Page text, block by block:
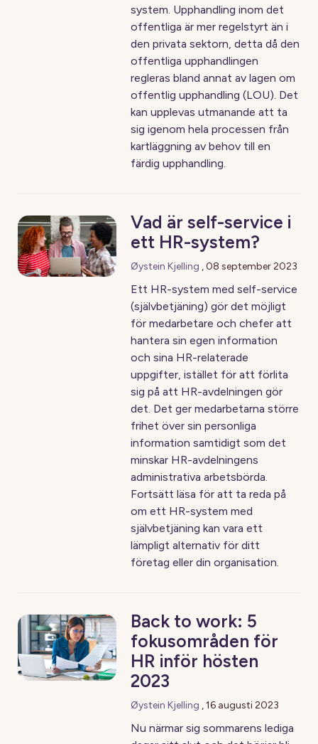
system. Upphandling inom det
offentliga är mer regelstyrt än i
den privata sektorn, detta då den
offentliga upphandlingen
regleras bland annat av lagen om
offentlig upphandling (LOU). Det
kan upplevas utmanande att ta
sig igenom hela processen från
kartläggning av behov till en
färdig upphandling.
Vad är self-service i
ett HR-system?
Øystein Kjelling ,08 september 2023
Ett HR-system med self-service
(självbetjäning) gör det möjligt
för medarbetare och chefer att
hantera sin egen information
och sina HR-relaterade
uppgifter, istället för att förlita
sig på att HR-avdelningen gör
det. Det ger medarbetarna större
frihet över sin personliga
information samtidigt som det
minskar HR-avdelningens
administrativa arbetsbörda.
Fortsätt läsa för att ta reda på
om ett HR-system med
självbetjäning kan vara ett
lämpligt alternativ för ditt
företag eller din organisation.
Back to work: 5
fokusområden för
HR inför hösten
2023
Øystein Kjelling ,16 augusti 2023
Nu närmar sig sommarens lediga